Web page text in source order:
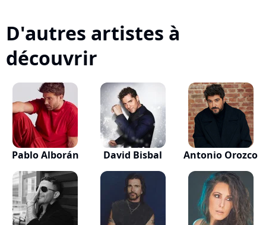
D'autres artistes à
découvrir
Pablo Alborán David Bisbal Antonio Orozco